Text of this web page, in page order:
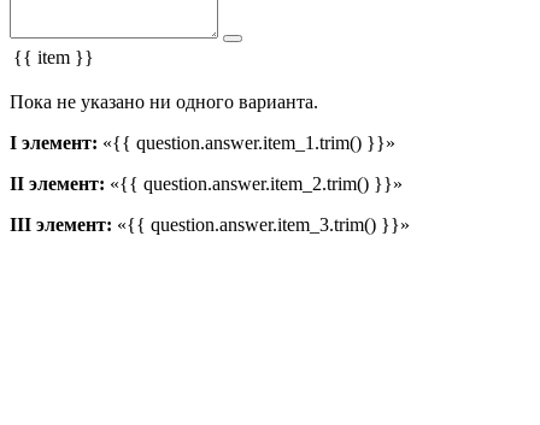
{{ item }}
Пока не указано ни одного варианта.
I элемент: «{{ question.answer.item_1.trim() }}»
II элемент: «{{ question.answer.item_2.trim() }}»
III элемент: «{{ question.answer.item_3.trim() }}»